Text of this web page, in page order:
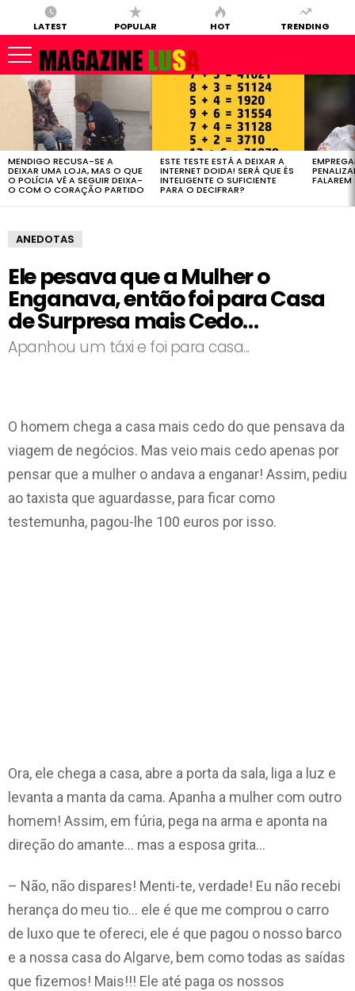
LATEST POPULAR HOT TRENDING
LATEST
STORIES
MENDIGO RECUSA-SE A
DEIXAR UMA LOJA, MAS O QUE
O POLÍCIA VÊ A SEGUIR DEIXA-
O COM O CORAÇÃO PARTIDO
ESTE TESTE ESTÁ A DEIXAR A
INTERNET DOIDA! SERÁ QUE ÉS
INTELIGENTE O SUFICIENTE
PARA O DECIFRAR?
FALAREM
ANEDOTAS
Ele pesava que a Mulher o
Enganava, então foi para Casa
de Surpresa mais Cedo…
Apanhou um táxi e foi para casa...
O homem chega a casa mais cedo do que pensava da
viagem de negócios. Mas veio mais cedo apenas por
pensar que a mulher o andava a enganar! Assim, pediu
ao taxista que aguardasse, para ficar como
testemunha, pagou-lhe 100 euros por isso.
Ora, ele chega a casa, abre a porta da sala, liga a luz e
levanta a manta da cama. Apanha a mulher com outro
homem! Assim, em fúria, pega na arma e aponta na
direção do amante… mas a esposa grita…
– Não, não dispares! Menti-te, verdade! Eu não recebi
herança do meu tio… ele é que me comprou o carro
de luxo que te ofereci, ele é que pagou o nosso barco
e a nossa casa do Algarve, bem como todas as saídas
que fizemos! Mais!!! Ele até paga os nossos